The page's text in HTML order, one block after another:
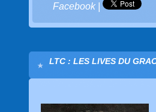
Facebook|
LTC : LES LIVES DU